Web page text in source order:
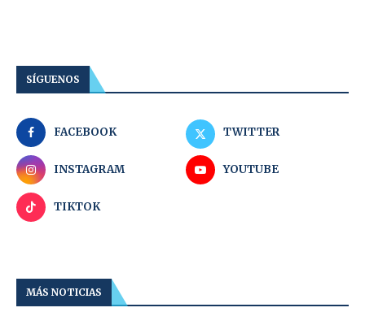
SÍGUENOS
FACEBOOK TWITTER
INSTAGRAM YOUTUBE
TIKTOK
MÁS NOTICIAS